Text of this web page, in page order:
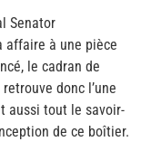
Senator
affaire à une pièce
le cadran de
donc l’une
aussi tout le savoir-
de ce boîtier.